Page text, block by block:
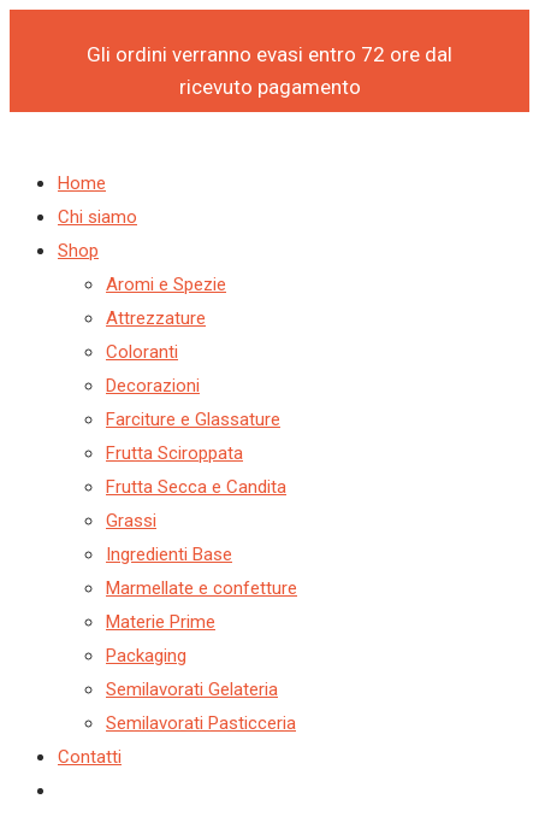
Gli ordini verranno evasi entro 72 ore dal
ricevuto pagamento
Vai
Home
Chi siamo
Shop
Aromi e Spezie
Attrezzature
Coloranti
Decorazioni
Farciture e Glassature
Frutta Sciroppata
Frutta Secca e Candita
Grassi
Ingredienti Base
Marmellate e confetture
Materie Prime
Packaging
Semilavorati Gelateria
Semilavorati Pasticceria
Contatti
Products
Products
BUSTE
MINI
quantità